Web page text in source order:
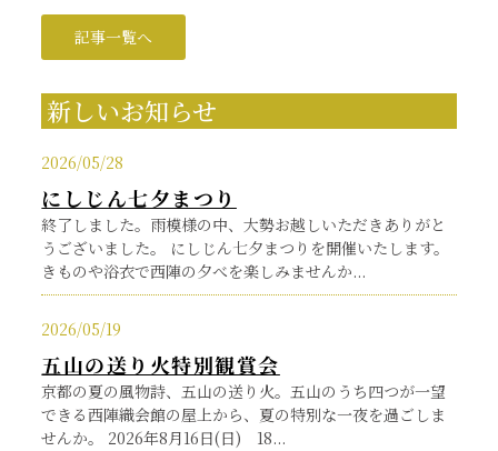
記事一覧へ
新しいお知らせ
2026/05/28
にしじん七夕まつり
終了しました。雨模様の中、大勢お越しいただきありがと
うございました。 にしじん七夕まつりを開催いたします。
きものや浴衣で西陣の夕べを楽しみませんか...
2026/05/19
五山の送り火特別観賞会
京都の夏の風物詩、五山の送り火。五山のうち四つが一望
できる西陣織会館の屋上から、夏の特別な一夜を過ごしま
せんか。 2026年8月16日(日) 18...